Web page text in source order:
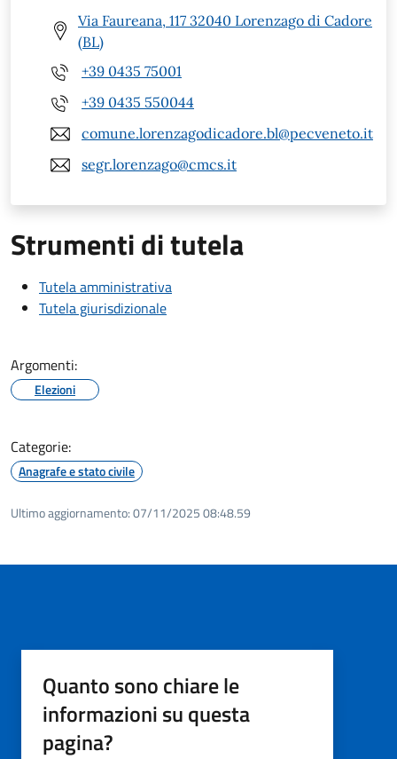
Via Faureana, 117 32040 Lorenzago di Cadore
(BL)
+39 0435 75001
+39 0435 550044
comune.lorenzagodicadore.bl@pecveneto.it
segr.lorenzago@cmcs.it
Strumenti di tutela
Tutela amministrativa
Tutela giurisdizionale
Argomenti:
Elezioni
Categorie:
Anagrafe e stato civile
Ultimo aggiornamento:07/11/2025 08:48.59
Quanto sono chiare le
informazioni su questa
pagina?